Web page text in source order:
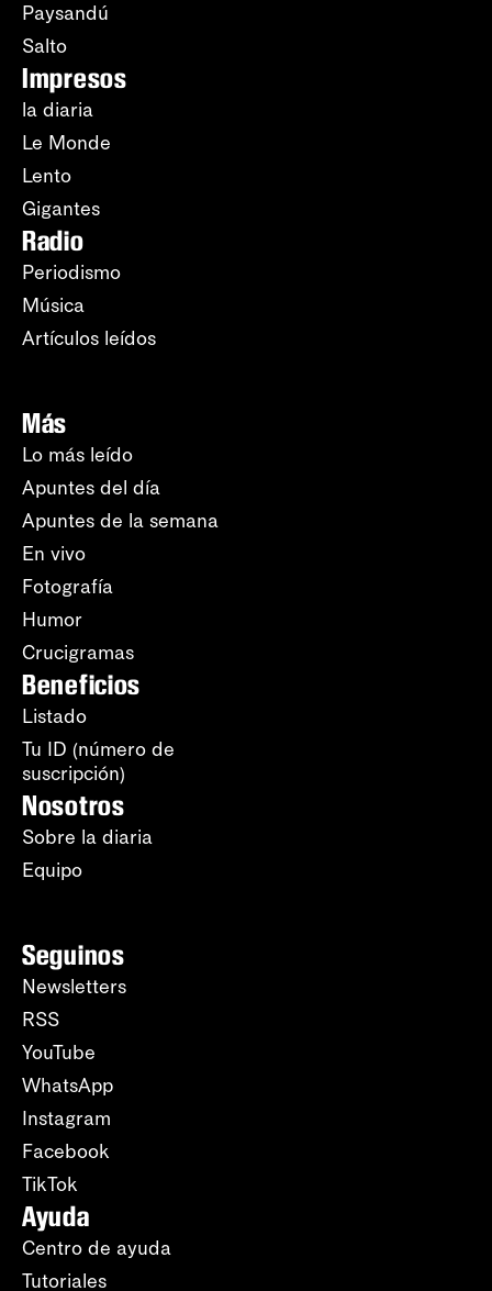
Paysandú
Salto
Impresos
la diaria
Le Monde
Lento
Gigantes
Radio
Periodismo
Música
Artículos leídos
Más
Lo más leído
Apuntes del día
Apuntes de la semana
En vivo
Fotografía
Humor
Crucigramas
Beneficios
Listado
Tu ID (número de
suscripción)
Nosotros
Sobre la diaria
Equipo
Seguinos
Newsletters
RSS
YouTube
WhatsApp
Instagram
Facebook
TikTok
Ayuda
Centro de ayuda
Tutoriales